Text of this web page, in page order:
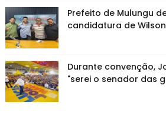
Prefeito de Mulungu
candidatura de Wilson
Durante convenção,
"serei o senador das